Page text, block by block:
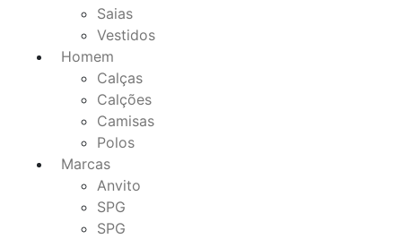
Saias
Vestidos
Homem
Calças
Calções
Camisas
Polos
Marcas
Anvito
SPG
SPG